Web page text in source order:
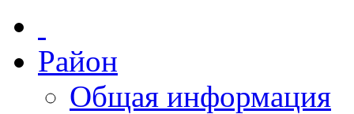
Район
Общая информация